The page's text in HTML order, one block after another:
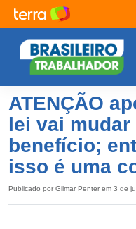
ATENÇÃO
lei vai mudar
benefício;
isso é uma
Publicado por Gilmar Penter em 3 de